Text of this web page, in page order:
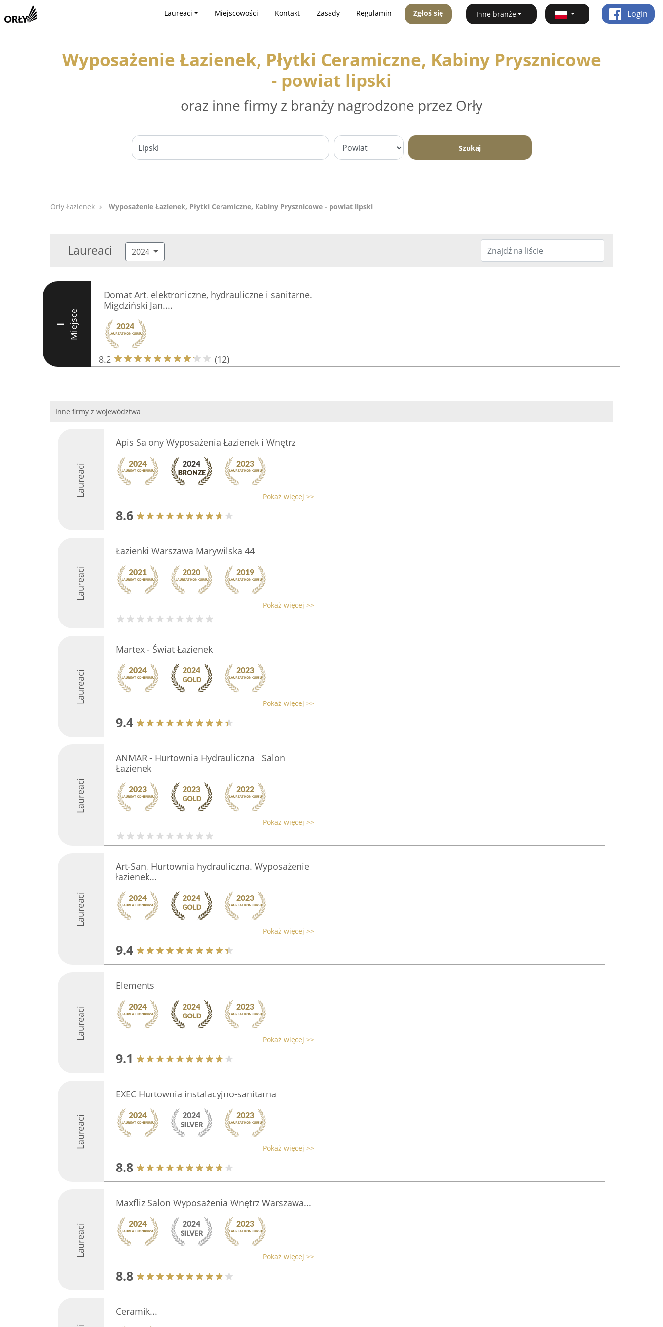
Laureaci Miejscowości Kontakt Zasady Regulamin Zgłoś się Inne branże Login
Wyposażenie Łazienek, Płytki Ceramiczne, Kabiny Prysznicowe
- powiat lipski
oraz inne firmy z branży nagrodzone przez Orły
Szukaj
Orły Łazienek Wyposażenie Łazienek, Płytki Ceramiczne, Kabiny Prysznicowe - powiat lipski
Laureaci 2024
I Miejsce
Domat Art. elektroniczne, hydrauliczne i sanitarne.
Migdziński Jan....
8.2 (12)
Inne firmy z województwa
Laureaci
Apis Salony Wyposażenia Łazienek i Wnętrz
Pokaż więcej >>
8.6
Laureaci
Łazienki Warszawa Marywilska 44
Pokaż więcej >>
Laureaci
Martex - Świat Łazienek
Pokaż więcej >>
9.4
Laureaci
ANMAR - Hurtownia Hydrauliczna i Salon
Łazienek
Pokaż więcej >>
Laureaci
Art-San. Hurtownia hydrauliczna. Wyposażenie
łazienek...
Pokaż więcej >>
9.4
Laureaci
Elements
Pokaż więcej >>
9.1
Laureaci
EXEC Hurtownia instalacyjno-sanitarna
Pokaż więcej >>
8.8
Laureaci
Maxfliz Salon Wyposażenia Wnętrz Warszawa...
Pokaż więcej >>
8.8
Ceramik...